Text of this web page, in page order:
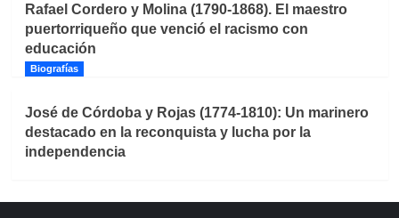
Rafael Cordero y Molina (1790-1868). El maestro
puertorriqueño que venció el racismo con
educación
Biografías
José de Córdoba y Rojas (1774-1810): Un marinero
destacado en la reconquista y lucha por la
independencia